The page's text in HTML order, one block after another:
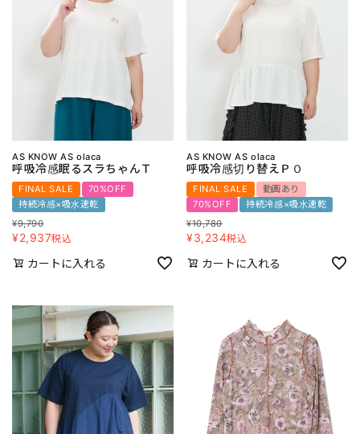
AS KNOW AS olaca
呼吸冷感眠るスラちゃんＴ
FINAL SALE
70%OFF
持続冷感×吸水速乾
¥9,790
¥2,937税込
カートに入れる
AS KNOW AS olaca
呼吸冷感切り替えＰＯ
FINAL SALE
動画あり
70%OFF
持続冷感×吸水速乾
¥10,780
¥3,234税込
カートに入れる